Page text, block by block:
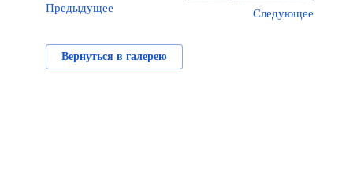
Предыдущее Следующее
Вернуться в галерею